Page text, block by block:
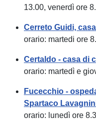
13.00, venerdì ore
Cerreto Guidi,
orario: martedi ore
Certaldo - casa di
orario: martedì e
Fucecchio -
Spartaco
orario: lunedì ore